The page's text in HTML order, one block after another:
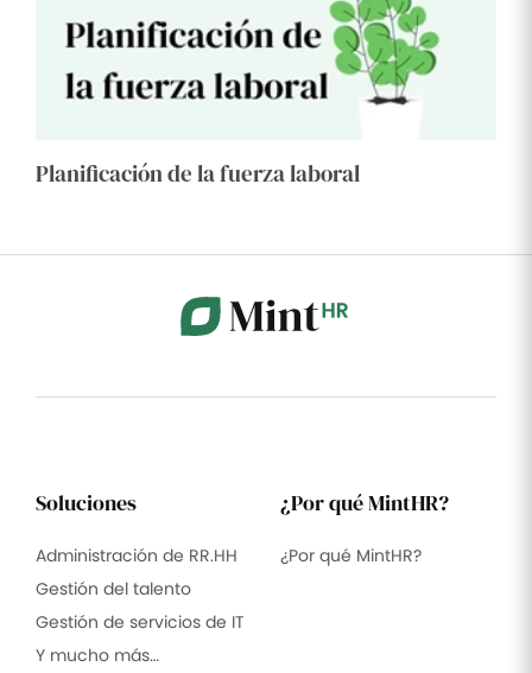
Planificación de la fuerza laboral
Soluciones
Administración de RR.HH
Gestión del talento
Gestión de servicios de IT
Y mucho más…
¿Por qué MintHR?
¿Por qué MintHR?